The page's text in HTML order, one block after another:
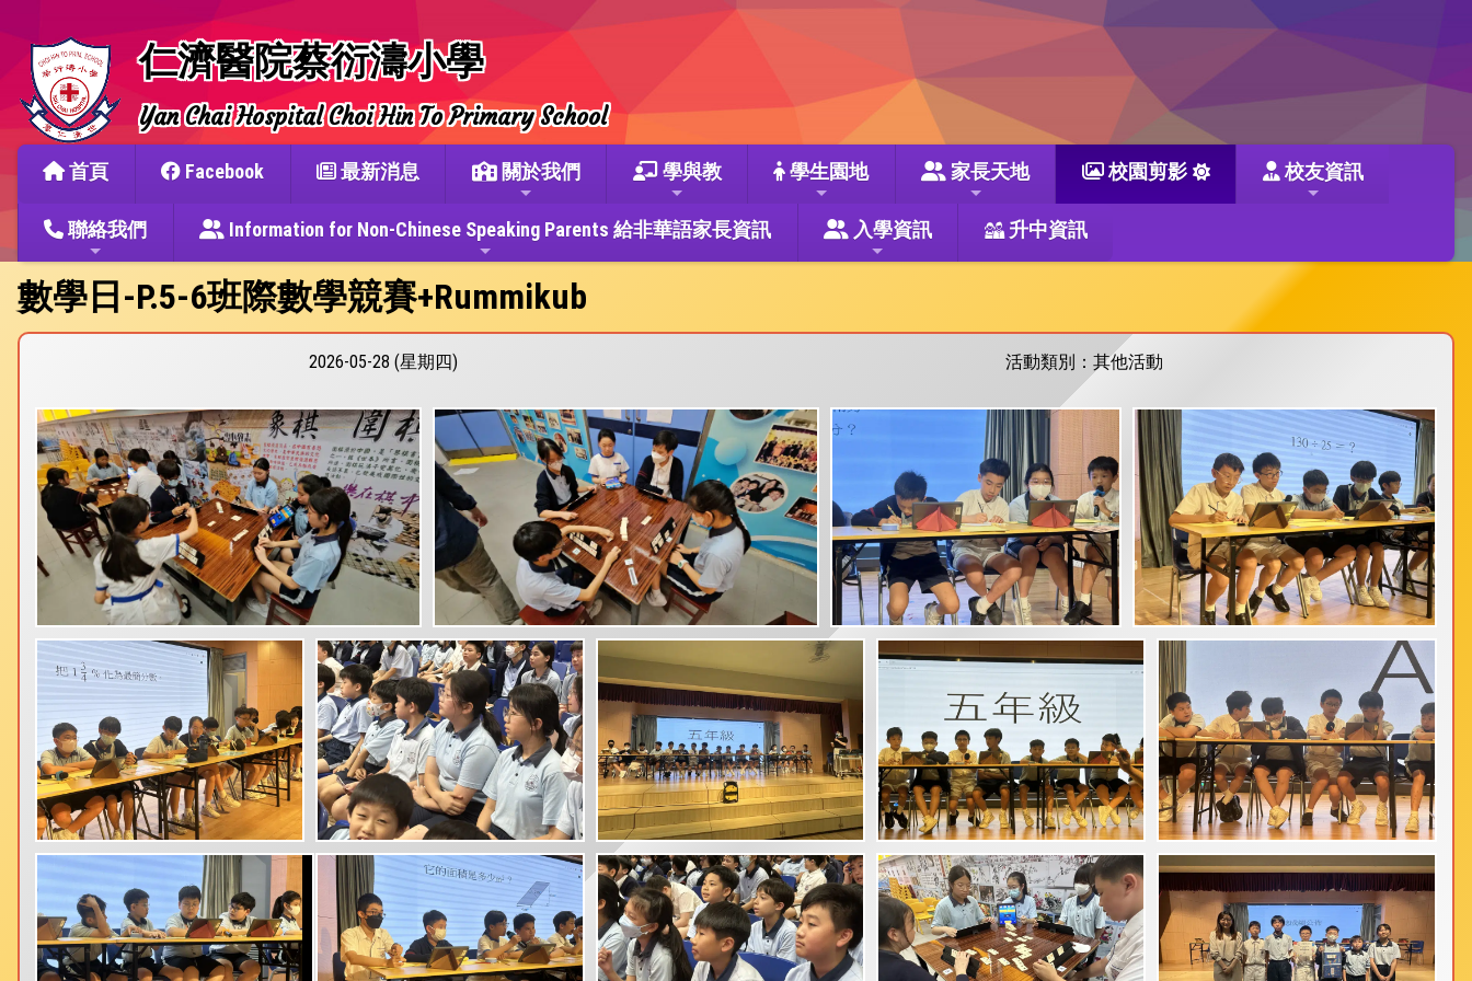
仁濟醫院蔡衍濤小學
Yan Chai Hospital Choi Hin To Primary School
首頁 Facebook 最新消息 關於我們 學與教 學生園地 家長天地 校園剪影 校友資訊
聯絡我們 Information for Non-Chinese Speaking Parents 給非華語家長資訊 入學資訊 升中資訊
數學日-P.5-6班際數學競賽+Rummikub
2026-05-28 (星期四) 活動類別：其他活動